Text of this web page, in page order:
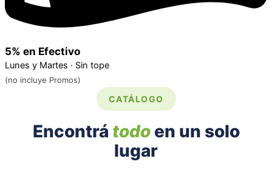
5% en Efectivo
Lunes y Martes · Sin tope
(no incluye Promos)
CATÁLOGO
Encontrá todoen un solo
lugar